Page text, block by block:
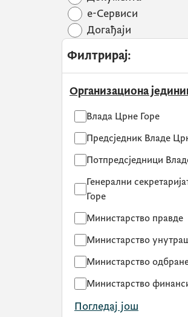
e-Сервиси
Догађаји
Филтрирај:
Организациона
Влада Црне Горе
Предсједник Владе
Потпредсједници
Генерални
Горе
Министарство правде
Министарство
Министарство
Министарство
Погледај још